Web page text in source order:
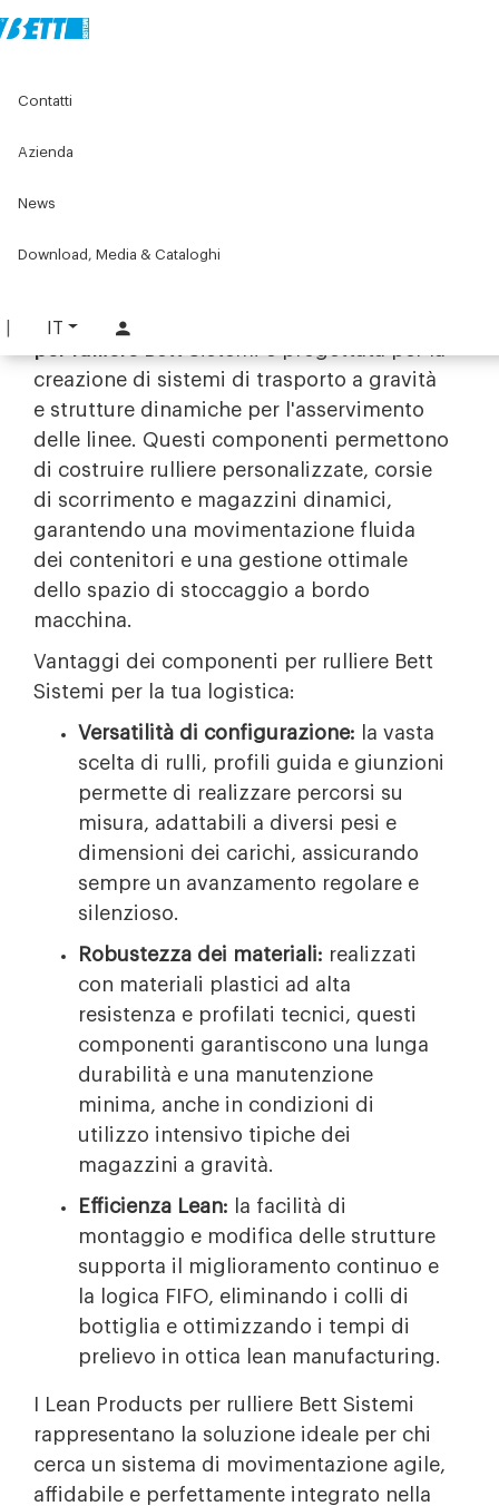
IT
Contatti
Azienda
News
Download, Media & Cataloghi
Lean products - Componenti per rulliere
rulliere
Modularità e scorrimento fluido
La gamma di
creazione di sistemi di trasporto a gravità
e strutture dinamiche per l'asservimento
delle linee. Questi componenti permettono
di costruire rulliere personalizzate, corsie
di scorrimento e magazzini dinamici,
garantendo una movimentazione fluida
dei contenitori e una gestione ottimale
dello spazio di stoccaggio a bordo
macchina.
Vantaggi dei componenti per rulliere Bett
Sistemi per la tua logistica:
Versatilità di configurazione: la vasta
scelta di rulli, profili guida e giunzioni
permette di realizzare percorsi su
misura, adattabili a diversi pesi e
dimensioni dei carichi, assicurando
sempre un avanzamento regolare e
silenzioso.
Robustezza dei materiali: realizzati
con materiali plastici ad alta
resistenza e profilati tecnici, questi
componenti garantiscono una lunga
durabilità e una manutenzione
minima, anche in condizioni di
utilizzo intensivo tipiche dei
magazzini a gravità.
Efficienza Lean: la facilità di
montaggio e modifica delle strutture
supporta il miglioramento continuo e
la logica FIFO, eliminando i colli di
bottiglia e ottimizzando i tempi di
prelievo in ottica lean manufacturing.
I Lean Products per rulliere Bett Sistemi
rappresentano la soluzione ideale per chi
cerca un sistema di movimentazione agile,
affidabile e perfettamente integrato nella